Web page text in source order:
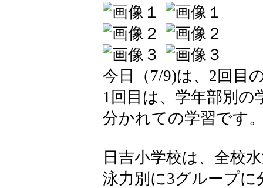
今日（7/9)は、2回目
1回目は、学年部別
分かれての学習です
日吉小学校は、全校
泳力別に3グループ